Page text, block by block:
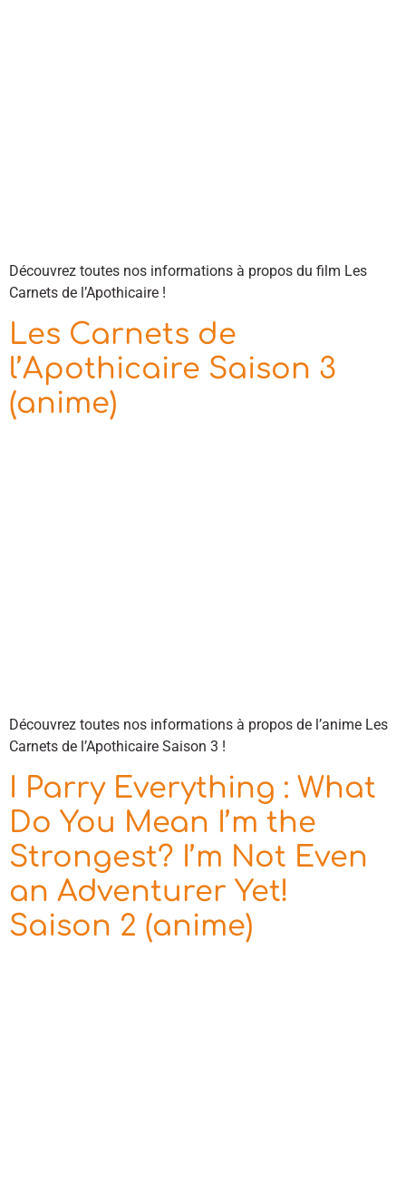
Découvrez toutes nos informations à propos du film Les
Carnets de l’Apothicaire !
Les Carnets de
l’Apothicaire Saison 3
(anime)
Découvrez toutes nos informations à propos de l’anime Les
Carnets de l’Apothicaire Saison 3 !
I Parry Everything : What
Do You Mean I’m the
Strongest? I’m Not Even
an Adventurer Yet!
Saison 2 (anime)